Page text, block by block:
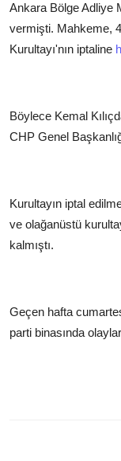
Ankara Bölge Adliye
vermişti. Mahkeme,
Kurultayı'nın iptaline
Böylece Kemal
CHP Genel
Kurultayın iptal
ve olağanüstü
kalmıştı.
Geçen hafta
parti binasında olaylar